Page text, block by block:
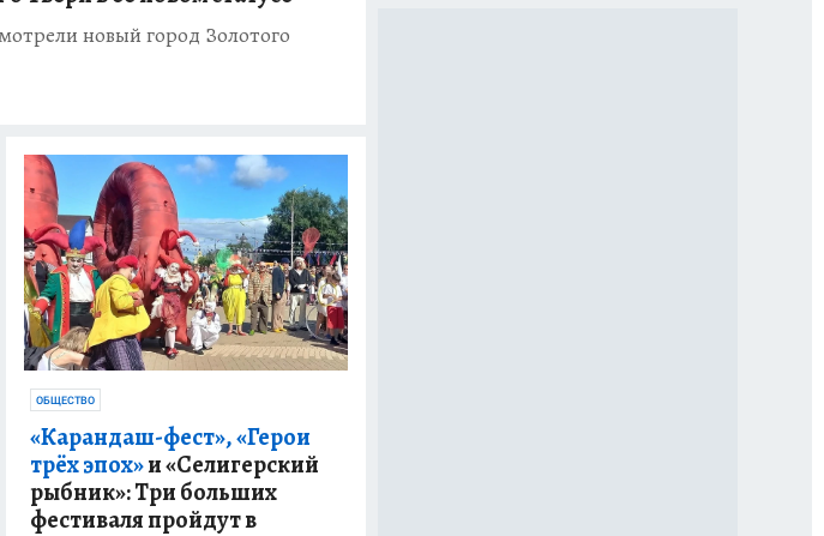
новый город Золотого
ОБЩЕСТВО
«Карандаш-фест», «Герои
трёх эпох»и «Селигерский
рыбник»: Три больших
фестиваля пройдут в